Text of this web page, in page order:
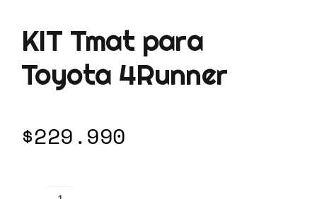
KIT Tmat para
Toyota 4Runner
$229.990